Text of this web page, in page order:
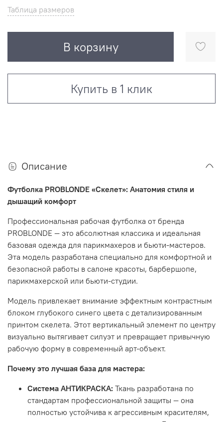
Таблица размеров
В корзину
Купить в 1 клик
Описание
Футболка PROBLONDE «Скелет»: Анатомия стиля и
дышащий комфорт
Профессиональная рабочая футболка от бренда
PROBLONDE — это абсолютная классика и идеальная
базовая одежда для парикмахеров и бьюти-мастеров.
Эта модель разработана специально для комфортной и
безопасной работы в салоне красоты, барбершопе,
парикмахерской или бьюти-студии.
Модель привлекает внимание эффектным контрастным
блоком глубокого синего цвета с детализированным
принтом скелета. Этот вертикальный элемент по центру
визуально вытягивает силуэт и превращает привычную
рабочую форму в современный арт-объект.
Почему это лучшая база для мастера:
Система АНТИКРАСКА: Ткань разработана по
стандартам профессиональной защиты — она
полностью устойчива к агрессивным красителям,